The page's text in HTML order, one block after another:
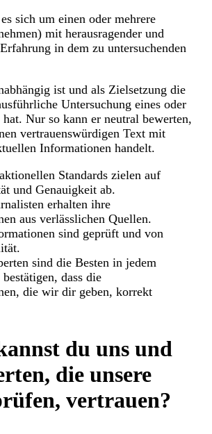
sich um einen oder mehrere
mit herausragender und
in dem zu untersuchenden
ist und als Zielsetzung die
Untersuchung eines oder
Nur so kann er neutral bewerten,
vertrauenswürdigen Text mit
Informationen handelt.
Standards zielen auf
und Genauigkeit ab.
erhalten ihre
aus verlässlichen Quellen.
sind geprüft und von
sind die Besten in jedem
dass die
die wir dir geben, korrekt
du uns und
die unsere
vertrauen?